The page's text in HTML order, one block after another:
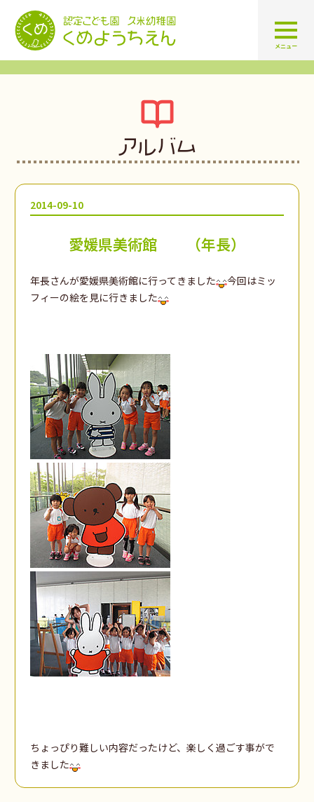
認定こども園 学校法人久米幼
メニュー
アルバム
2014-09-10
愛媛県美術館 （年長）
年長さんが愛媛県美術館に行ってきました
今回はミッ
フィーの絵を見に行きました
ちょっぴり難しい内容だったけど、楽しく過ごす事がで
きました